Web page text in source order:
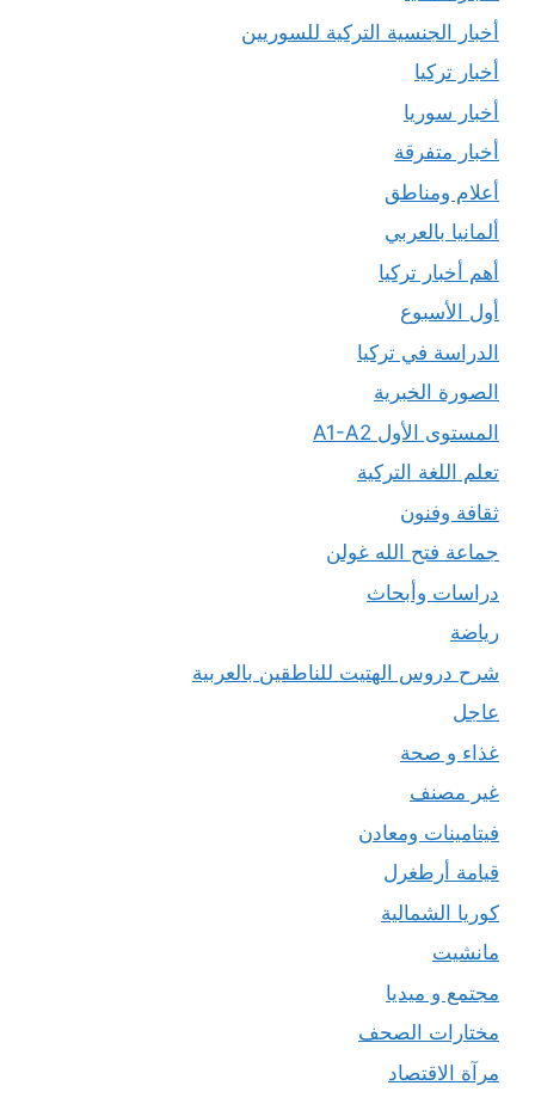
أخبار الجنسية التركية للسوريين
أخبار تركيا
أخبار سوريا
أخبار متفرقة
أعلام ومناطق
ألمانيا بالعربي
أهم أخبار تركيا
أول الأسبوع
الدراسة في تركيا
الصورة الخبرية
المستوى الأول A1-A2
تعلم اللغة التركية
ثقافة وفنون
جماعة فتح الله غولن
دراسات وأبحاث
رياضة
شرح دروس الهتيت للناطقين بالعربية
عاجل
غذاء و صحة
غير مصنف
فيتامينات ومعادن
قيامة أرطغرل
كوريا الشمالية
مانشيت
مجتمع و ميديا
مختارات الصحف
مرآة الاقتصاد